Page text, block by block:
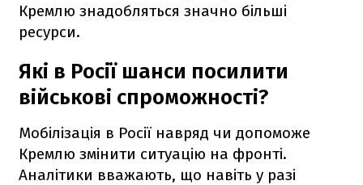
Кремлю знадобляться значно більші
ресурси.
Які в Росії шанси посилити
військові спроможності?
Мобілізація в Росії навряд чи допоможе
Кремлю змінити ситуацію на фронті.
Аналітики вважають, що навіть у разі